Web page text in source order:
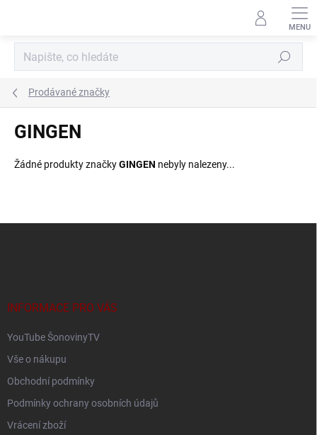
Hledat
Prodávané značky
GINGEN
Žádné produkty značkyGINGEN nebyly nalezeny...
INFORMACE PRO VÁS
YouTube ŠonovinyTV
Vše o nákupu
Obchodní podmínky
Podmínky ochrany osobních údajů
Vrácení zboží